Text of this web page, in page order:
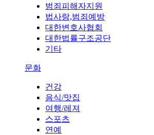
범죄피해자지원
법사랑,범죄예방
대한변호사협회
대한법률구조공단
기타
문화
건강
음식/맛집
여행/레져
스포츠
연예